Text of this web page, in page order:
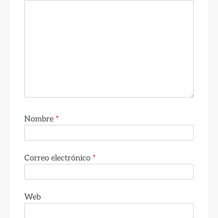
Nombre *
Correo electrónico *
Web